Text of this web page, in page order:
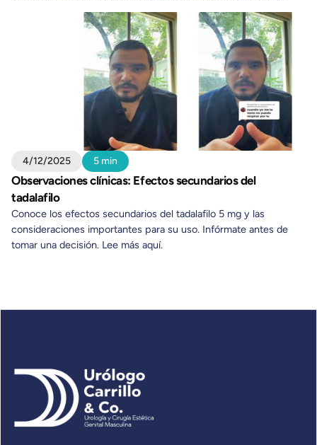
4/12/2025 5 min
Observaciones clínicas: Efectos secundarios del
tadalafilo
Conoce los efectos secundarios del tadalafilo 5 mg y las
consideraciones importantes para su uso. Infórmate antes de
tomar una decisión. Lee más aquí.